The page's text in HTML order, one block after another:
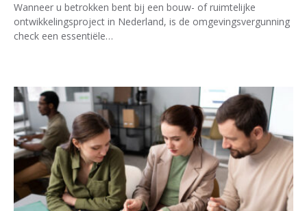
Wanneer u betrokken bent bij een bouw- of ruimtelijke
ontwikkelingsproject in Nederland, is de omgevingsvergunning
check een essentiële…